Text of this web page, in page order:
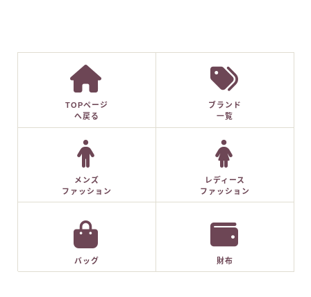
TOPページ
へ戻る
ブランド
一覧
メンズ
ファッション
レディース
ファッション
バッグ 財布